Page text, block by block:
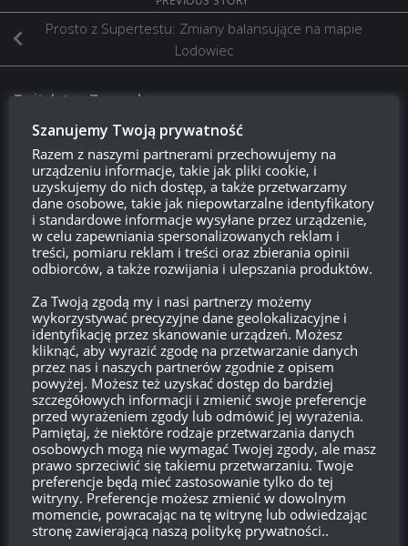
Prosto z Supertestu: Zmiany balansujące na mapie
Lodowiec
Twitch.tv - Zurugula
Szukaj:
LOGOWANIE
Zarejestruj się
Zaloguj się
Kanał wpisów
Kanał komentarzy
Szanujemy Twoją prywatność
Razem z naszymi partnerami przechowujemy na
urządzeniu informacje, takie jak pliki cookie, i
uzyskujemy do nich dostęp, a także przetwarzamy
dane osobowe, takie jak niepowtarzalne identyfikatory
i standardowe informacje wysyłane przez urządzenie,
w celu zapewniania spersonalizowanych reklam i
treści, pomiaru reklam i treści oraz zbierania opinii
odbiorców, a także rozwijania i ulepszania produktów.
Za Twoją zgodą my i nasi partnerzy możemy
wykorzystywać precyzyjne dane geolokalizacyjne i
identyfikację przez skanowanie urządzeń. Możesz
kliknąć, aby wyrazić zgodę na przetwarzanie danych
przez nas i naszych partnerów zgodnie z opisem
powyżej. Możesz też uzyskać dostęp do bardziej
szczegółowych informacji i zmienić swoje preferencje
przed wyrażeniem zgody lub odmówić jej wyrażenia.
Pamiętaj, że niektóre rodzaje przetwarzania danych
osobowych mogą nie wymagać Twojej zgody, ale masz
prawo sprzeciwić się takiemu przetwarzaniu. Twoje
preferencje będą mieć zastosowanie tylko do tej
witryny. Preferencje możesz zmienić w dowolnym
momencie, powracając na tę witrynę lub odwiedzając
stronę zawierającą naszą politykę prywatności..